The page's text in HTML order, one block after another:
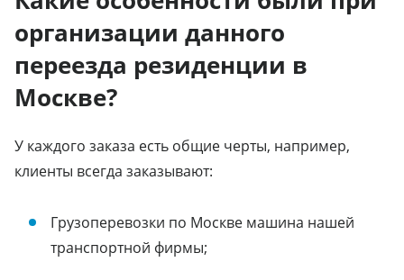
организации данного
переезда резиденции в
Москве?
У каждого заказа есть общие черты, например,
клиенты всегда заказывают:
Грузоперевозки по Москве машина нашей
транспортной фирмы;